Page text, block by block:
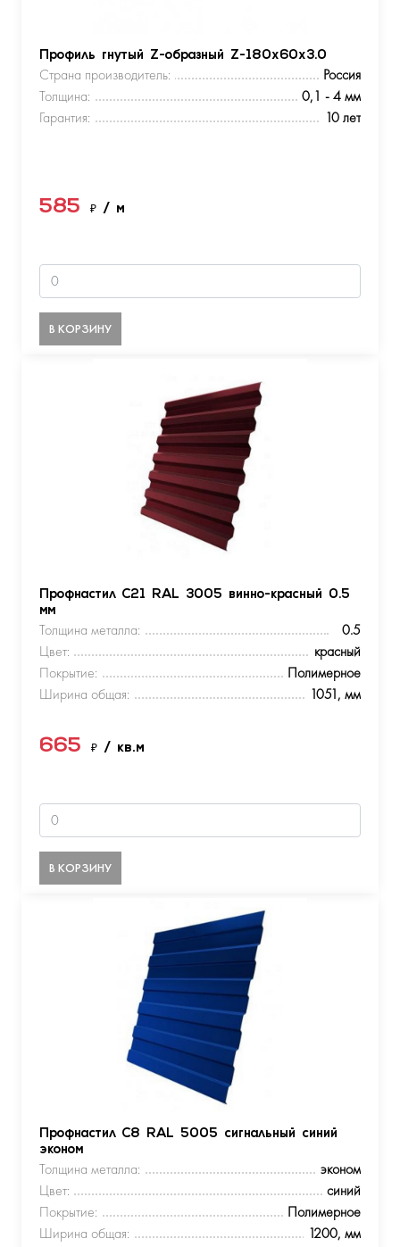
Профиль гнутый Z-образный Z-180х60х3.0
Страна производитель:
Россия
Толщина:
0,1 - 4 мм
Гарантия:
10 лет
585 ₽ / м
В КОРЗИНУ
Профнастил С21 RAL 3005 винно-красный 0.5
мм
Толщина металла:
0.5
Цвет:
красный
Покрытие:
Полимерное
Ширина общая:
1051, мм
665 ₽ / кв.м
В КОРЗИНУ
Профнастил С8 RAL 5005 сигнальный синий
эконом
Толщина металла:
эконом
Цвет:
синий
Покрытие:
Полимерное
Ширина общая:
1200, мм